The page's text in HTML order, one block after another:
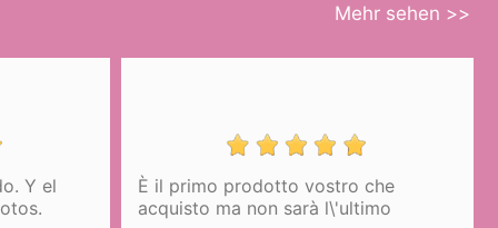
Mehr sehen >>
Y el
È il primo prodotto vostro che
acquisto ma non sarà l\'ultimo